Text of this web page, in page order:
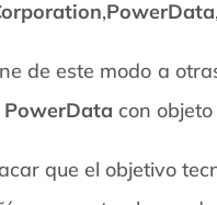
,PowerData
de este modo a
PowerData con
que el objetivo